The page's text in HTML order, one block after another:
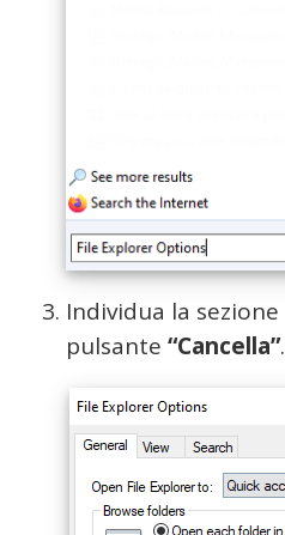
Individua la sezione
pulsante “Cancella”.